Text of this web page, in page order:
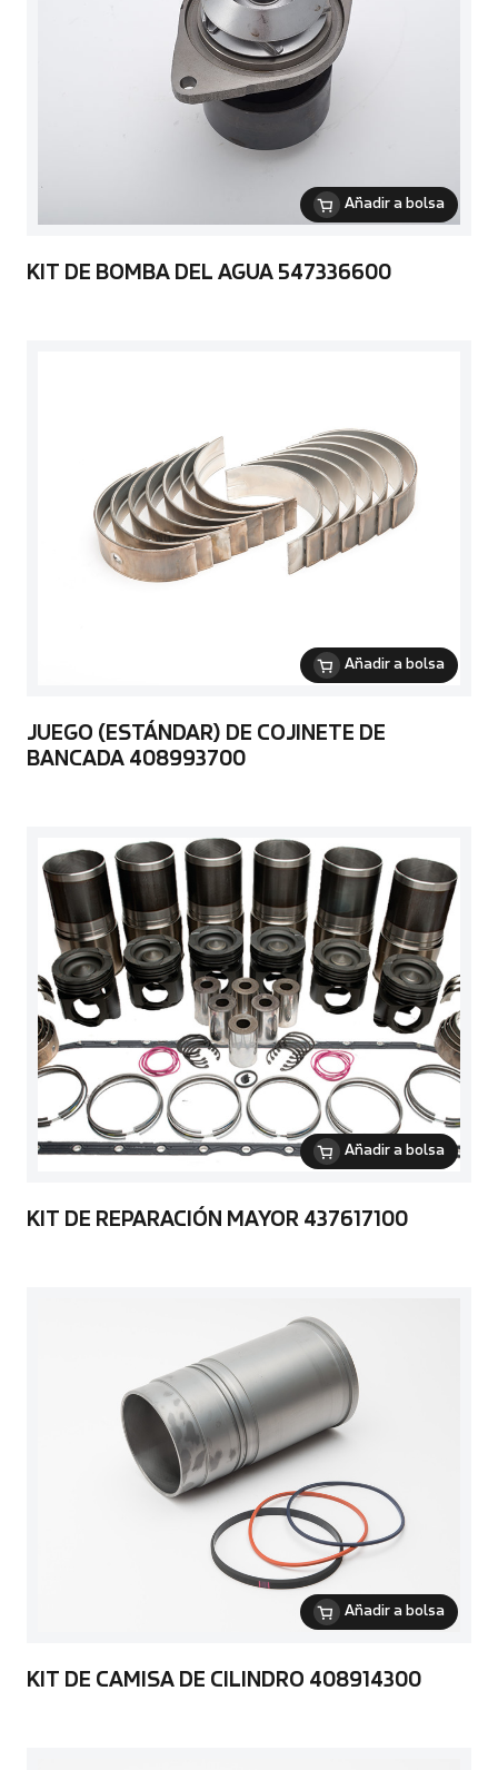
Añadir a bolsa
KIT DE BOMBA DEL AGUA 547336600
Añadir a bolsa
JUEGO (ESTÁNDAR) DE COJINETE DE
BANCADA 408993700
Añadir a bolsa
KIT DE REPARACIÓN MAYOR 437617100
Añadir a bolsa
KIT DE CAMISA DE CILINDRO 408914300